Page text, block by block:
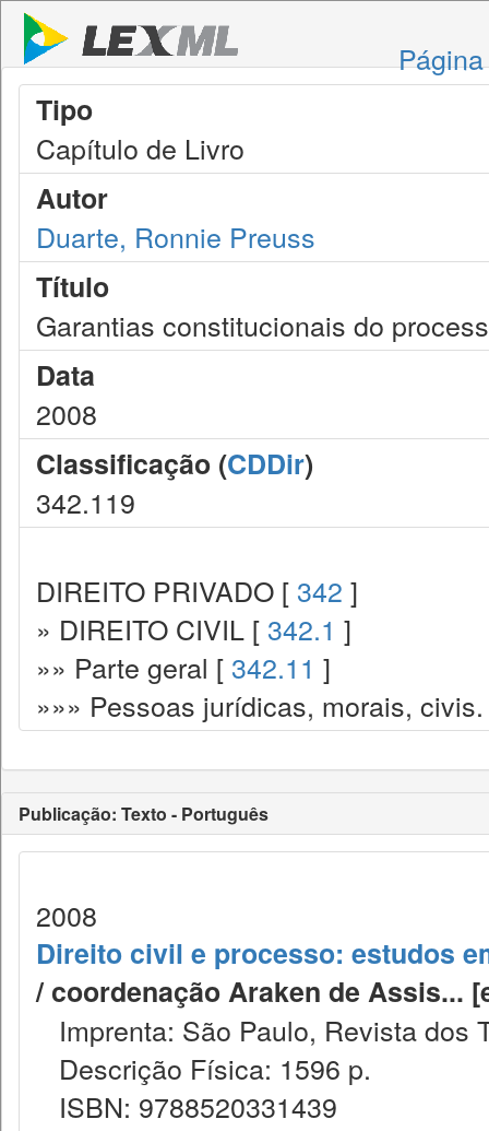
Tipo
Capítulo de Livro
Autor
Duarte, Ronnie Preuss
Título
Garantias constitucionais do
Data
2008
Classificação (CDDir)
342.119
DIREITO PRIVADO [ 342 ]
» DIREITO CIVIL [ 342.1 ]
»» Parte geral [ 342.11 ]
»»» Pessoas jurídicas, morais,
Publicação: Texto - Português
2008
Direito civil e processo: estudos
/ coordenação Araken de Assis...
Imprenta: São Paulo, Revista dos
Descrição Física: 1596 p.
ISBN: 9788520331439